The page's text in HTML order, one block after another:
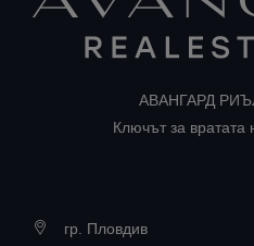
АВАНГАРД
Ключът за
гр. Пловдив